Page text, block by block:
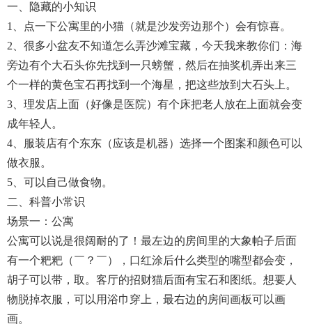
一、隐藏的小知识
1、点一下公寓里的小猫（就是沙发旁边那个）会有惊喜。
2、很多小盆友不知道怎么弄沙滩宝藏，今天我来教你们：海
旁边有个大石头你先找到一只螃蟹，然后在抽奖机弄出来三
个一样的黄色宝石再找到一个海星，把这些放到大石头上。
3、理发店上面（好像是医院）有个床把老人放在上面就会变
成年轻人。
4、服装店有个东东（应该是机器）选择一个图案和颜色可以
做衣服。
5、可以自己做食物。
二、科普小常识
场景一：公寓
公寓可以说是很阔耐的了！最左边的房间里的大象帕子后面
有一个粑粑（￣？￣），口红涂后什么类型的嘴型都会变，
胡子可以带，取。客厅的招财猫后面有宝石和图纸。想要人
物脱掉衣服，可以用浴巾穿上，最右边的房间画板可以画
画。